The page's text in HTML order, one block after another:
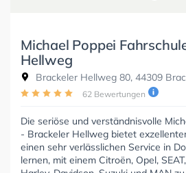
Michael Poppei
Hellweg
Brackeler Hellweg 80, 44309
62 Bewertungen
Die seriöse und verständnisvolle
- Brackeler Hellweg bietet
einen sehr verlässlichen Service in
lernen, mit einem Citroën, Opel,